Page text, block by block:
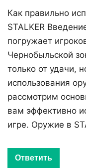
Как правильно
STALKER
погружает
Чернобыльской
только от удачи,
использования
рассмотрим
вам эффективно
игре. Оружие в
Ответить